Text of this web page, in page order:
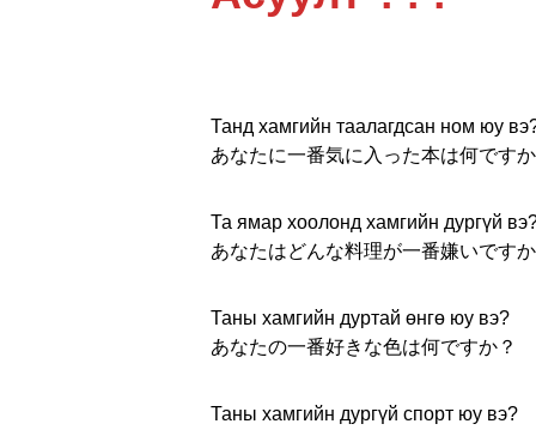
Танд хамгийн таалагдсан ном юу
あなたに一番気に入った本は何です
Та ямар хоолонд хамгийн дургүй
あなたはどんな料理が一番嫌いです
Таны хамгийн дуртай өнгө юу вэ?
あなたの一番好きな色は何ですか？
Таны хамгийн дургүй спорт юу вэ?